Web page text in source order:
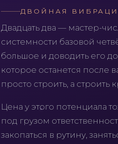
ДВОЙНАЯ
Двадцать два — мастер-
системности базовой
большое и доводить его
которое останется после
просто строить, а строить
Цена у этого потенциала
под грузом
закопаться в рутину,